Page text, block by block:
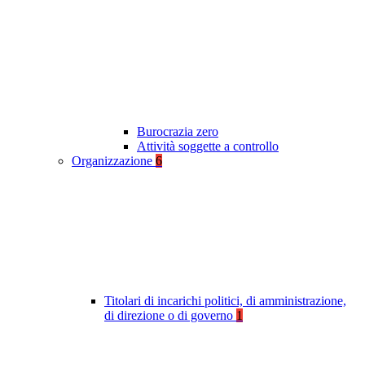
Burocrazia zero
Attività soggette a controllo
Organizzazione 6
Titolari di incarichi politici, di amministrazione,
di direzione o di governo 1